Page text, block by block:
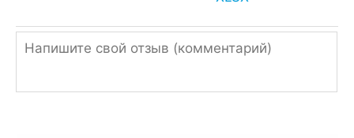
RAR, значит архив нужно распаковать
встроенным архиватором,RARилиTotal